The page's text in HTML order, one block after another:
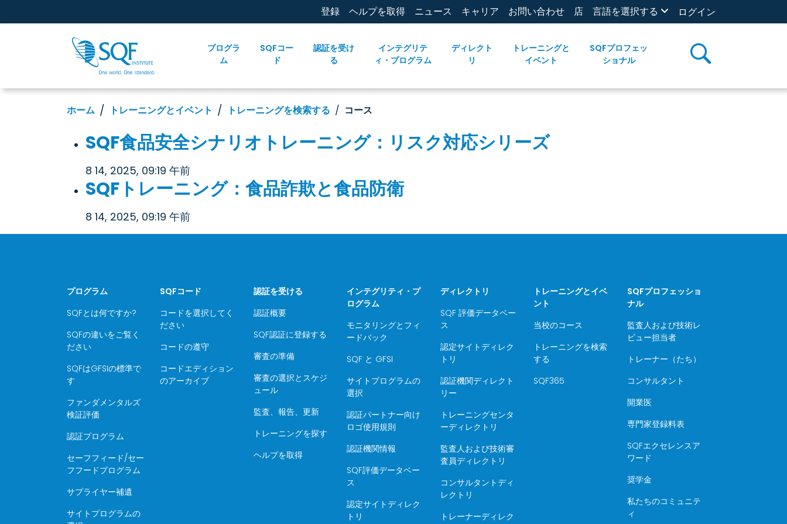
登録 ヘルプを取得 ニュース キャリア お問い合わせ 店 言語を選択する ログイン
プログラ
ム
SQFコー
ド
認証を受け
る
インテグリテ
ィ・プログラム
ディレクト
リ
トレーニングと
イベント
SQFプロフェッ
ショナル
ホーム トレーニングとイベント トレーニングを検索する コース
SQF食品安全シナリオトレーニング：リスク対応シリーズ
8 14, 2025, 09:19 午前
SQFトレーニング：食品詐欺と食品防衛
8 14, 2025, 09:19 午前
プログラム
SQFとは何ですか?
SQFの違いをご覧く
ださい
SQFはGFSIの標準で
す
ファンダメンタルズ
検証評価
認証プログラム
セーフフィード/セー
フフードプログラム
サプライヤー補遺
サイトプログラムの
SQFコード
コードを選択してく
ださい
コードの遵守
コードエディション
のアーカイブ
認証を受ける
認証概要
SQF認証に登録する
審査の準備
審査の選択とスケジ
ュール
監査、報告、更新
トレーニングを探す
ヘルプを取得
インテグリティ・プ
ログラム
モニタリングとフィ
ードバック
SQF と GFSI
サイトプログラムの
選択
認証パートナー向け
ロゴ使用規則
認証機関情報
SQF評価データベー
ス
認定サイトディレク
トリ
ディレクトリ
SQF 評価データベー
ス
認定サイトディレク
トリ
認証機関ディレクト
リー
トレーニングセンタ
ーディレクトリ
監査人および技術審
査員ディレクトリ
コンサルタントディ
レクトリ
トレーナーディレク
トレーニングとイベ
ント
当校のコース
トレーニングを検索
する
SQF365
SQFプロフェッショ
ナル
監査人および技術レ
ビュー担当者
トレーナー（たち）
コンサルタント
開業医
専門家登録料表
SQFエクセレンスア
ワード
奨学金
私たちのコミュニテ
ィ